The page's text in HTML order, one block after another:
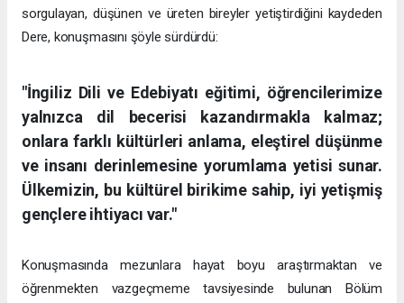
sorgulayan, düşünen ve üreten bireyler yetiştirdiğini kaydeden
Dere, konuşmasını şöyle sürdürdü:
"İngiliz Dili ve Edebiyatı eğitimi, öğrencilerimize
yalnızca dil becerisi kazandırmakla kalmaz;
onlara farklı kültürleri anlama, eleştirel düşünme
ve insanı derinlemesine yorumlama yetisi sunar.
Ülkemizin, bu kültürel birikime sahip, iyi yetişmiş
gençlere ihtiyacı var."
Konuşmasında mezunlara hayat boyu araştırmaktan ve
öğrenmekten vazgeçmeme tavsiyesinde bulunan Bölüm